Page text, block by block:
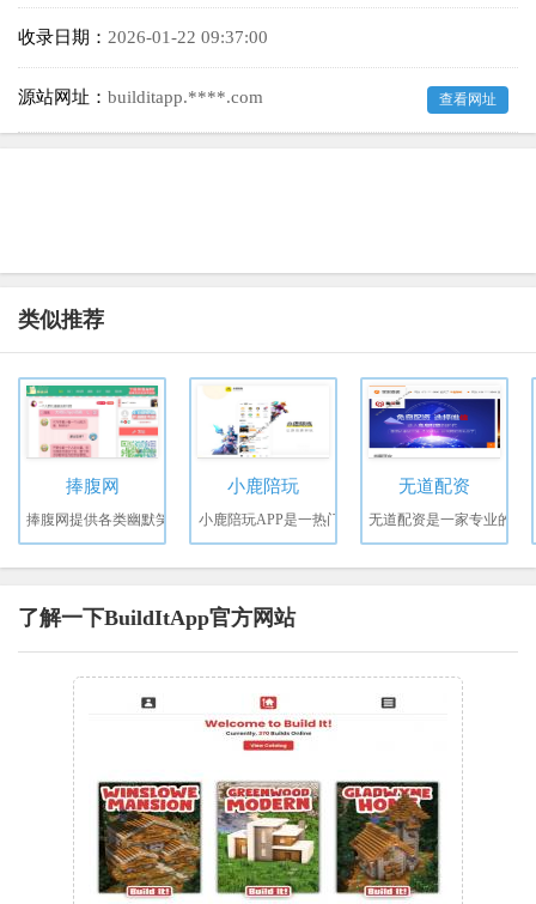
收录日期： 2026-01-22 09:37:00
源站网址： builditapp.****.com 查看网址
类似推荐
捧腹网
捧腹网提供各类幽默笑
小鹿陪玩
小鹿陪玩APP是一热门
无道配资
无道配资是一家专业的
了解一下BuildItApp官方网站